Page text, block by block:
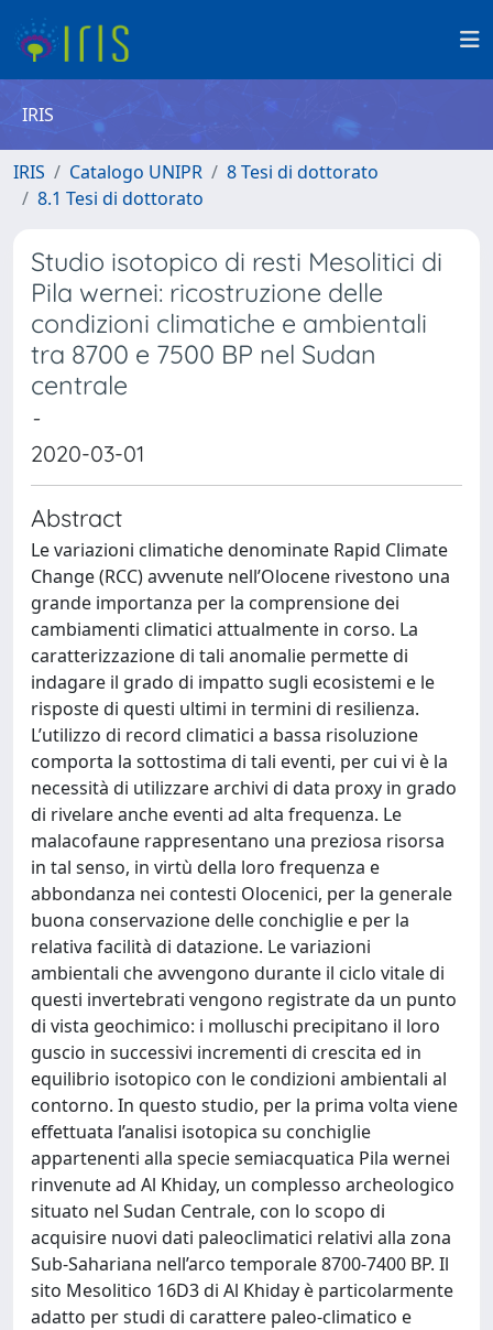
IRIS
IRIS Catalogo UNIPR
8 Tesi di dottorato
8.1 Tesi di dottorato
Studio isotopico di resti Mesolitici di
Pila wernei: ricostruzione delle
condizioni climatiche e ambientali
tra 8700 e 7500 BP nel Sudan
centrale
-
2020-03-01
Abstract
Le variazioni climatiche denominate Rapid Climate
Change (RCC) avvenute nell’Olocene rivestono una
grande importanza per la comprensione dei
cambiamenti climatici attualmente in corso. La
caratterizzazione di tali anomalie permette di
indagare il grado di impatto sugli ecosistemi e le
risposte di questi ultimi in termini di resilienza.
L’utilizzo di record climatici a bassa risoluzione
comporta la sottostima di tali eventi, per cui vi è la
necessità di utilizzare archivi di data proxy in grado
di rivelare anche eventi ad alta frequenza. Le
malacofaune rappresentano una preziosa risorsa
in tal senso, in virtù della loro frequenza e
abbondanza nei contesti Olocenici, per la generale
buona conservazione delle conchiglie e per la
relativa facilità di datazione. Le variazioni
ambientali che avvengono durante il ciclo vitale di
questi invertebrati vengono registrate da un punto
di vista geochimico: i molluschi precipitano il loro
guscio in successivi incrementi di crescita ed in
equilibrio isotopico con le condizioni ambientali al
contorno. In questo studio, per la prima volta viene
effettuata l’analisi isotopica su conchiglie
appartenenti alla specie semiacquatica Pila wernei
rinvenute ad Al Khiday, un complesso archeologico
situato nel Sudan Centrale, con lo scopo di
acquisire nuovi dati paleoclimatici relativi alla zona
Sub-Sahariana nell’arco temporale 8700-7400 BP. Il
sito Mesolitico 16D3 di Al Khiday è particolarmente
adatto per studi di carattere paleo-climatico e